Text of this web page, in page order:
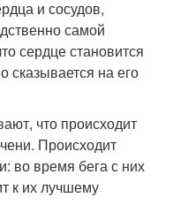
и сосудов,
самой
сердце становится
сказывается на его
что происходит
Происходит
во время бега с них
к их лучшему